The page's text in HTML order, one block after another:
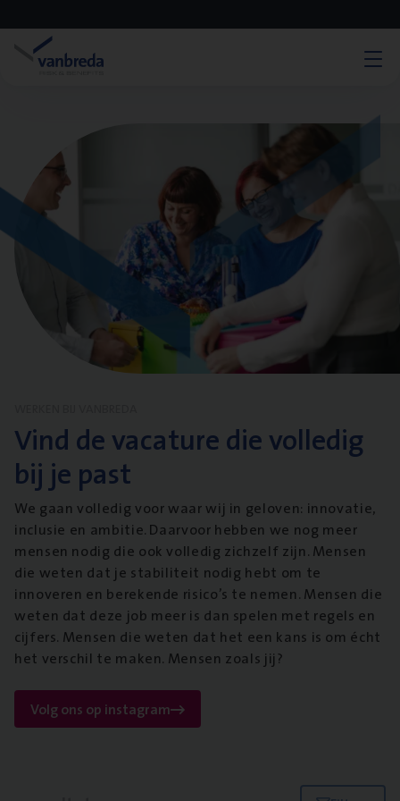
Vind de vacature die volledig
bij je past
We gaan volledig voor waar wij in geloven: innovatie,
inclusie en ambitie. Daarvoor hebben we nog meer
mensen nodig die ook volledig zichzelf zijn. Mensen
die weten dat je stabiliteit nodig hebt om te
innoveren en berekende risico’s te nemen. Mensen die
weten dat deze job meer is dan spelen met regels en
cijfers. Mensen die weten dat het een kans is om écht
het verschil te maken. Mensen zoals jij?
Volg ons op instagram